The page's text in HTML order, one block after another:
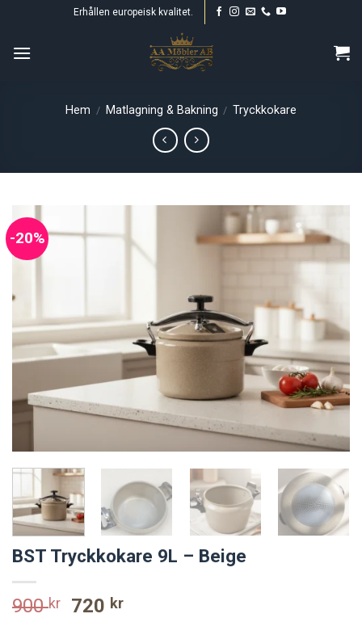
content
Erhållen europeisk kvalitet.
Hem / Matlagning & Bakning / Tryckkokare
-20%
BST Tryckkokare 9L – Beige
900kr
Original
720 krCurrent